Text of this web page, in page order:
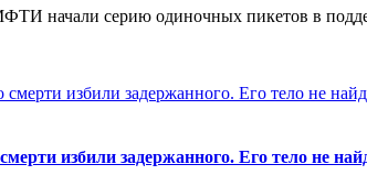
начали серию одиночных пикетов в
избили задержанного. Его тело не